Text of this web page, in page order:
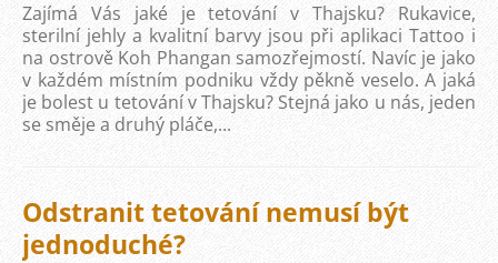
Zajímá Vás jaké je tetování v Thajsku? Rukavice,
sterilní jehly a kvalitní barvy jsou při aplikaci Tattoo i
na ostrově Koh Phangan samozřejmostí. Navíc je jako
v každém místním podniku vždy pěkně veselo. A jaká
je bolest u tetování v Thajsku? Stejná jako u nás, jeden
se směje a druhý pláče,...
Odstranit tetování nemusí být
jednoduché?